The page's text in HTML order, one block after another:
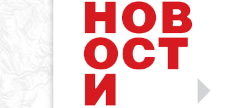
Уметник стрипа и духа Геза Шетет
(Биографија и стрипографија)